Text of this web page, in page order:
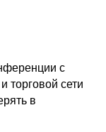
с
торговой сети
в